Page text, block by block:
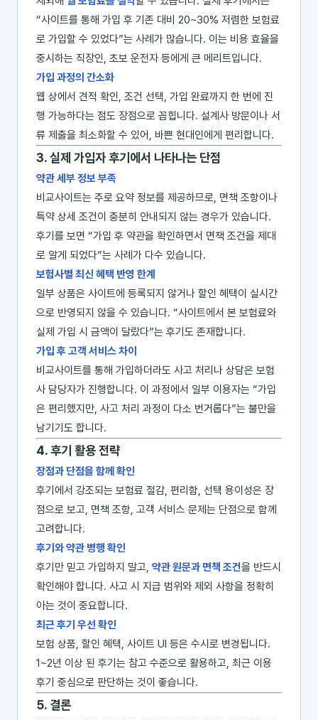
“사이트를 통해 가입 후 기존 대비 20~30% 저렴한 보험료
로 가입할 수 있었다”는 사례가 많습니다. 이는 비용 효율을
중시하는 직장인, 초보 운전자 등에게 큰 메리트입니다.
가입 과정의 간소화
웹 상에서 견적 확인, 조건 선택, 가입 완료까지 한 번에 진
행 가능하다는 점도 장점으로 꼽힙니다. 설계사 방문이나 서
류 제출을 최소화할 수 있어, 바쁜 현대인에게 편리합니다.
3. 실제 가입자 후기에서 나타나는 단점
약관 세부 정보 부족
비교사이트는 주로 요약 정보를 제공하므로, 면책 조항이나
특약 상세 조건이 충분히 안내되지 않는 경우가 있습니다.
후기를 보면 “가입 후 약관을 확인하면서 면책 조건을 제대
로 알게 되었다”는 사례가 다수 있습니다.
보험사별 최신 혜택 반영 한계
일부 상품은 사이트에 등록되지 않거나 할인 혜택이 실시간
으로 반영되지 않을 수 있습니다. “사이트에서 본 보험료와
실제 가입 시 금액이 달랐다”는 후기도 존재합니다.
가입 후 고객 서비스 차이
비교사이트를 통해 가입하더라도 사고 처리나 상담은 보험
사 담당자가 진행합니다. 이 과정에서 일부 이용자는 “가입
은 편리했지만, 사고 처리 과정이 다소 번거롭다”는 불만을
남기기도 합니다.
4. 후기 활용 전략
장점과 단점을 함께 확인
후기에서 강조되는 보험료 절감, 편리함, 선택 용이성은 장
점으로 보고, 면책 조항, 고객 서비스 문제는 단점으로 함께
고려합니다.
후기와 약관 병행 확인
후기만 믿고 가입하지 말고, 약관 원문과 면책 조건을 반드시
확인해야 합니다. 사고 시 지급 범위와 제외 사항을 정확히
아는 것이 중요합니다.
최근 후기 우선 확인
보험 상품, 할인 혜택, 사이트 UI 등은 수시로 변경됩니다.
1~2년 이상 된 후기는 참고 수준으로 활용하고, 최근 이용
후기 중심으로 판단하는 것이 좋습니다.
5. 결론